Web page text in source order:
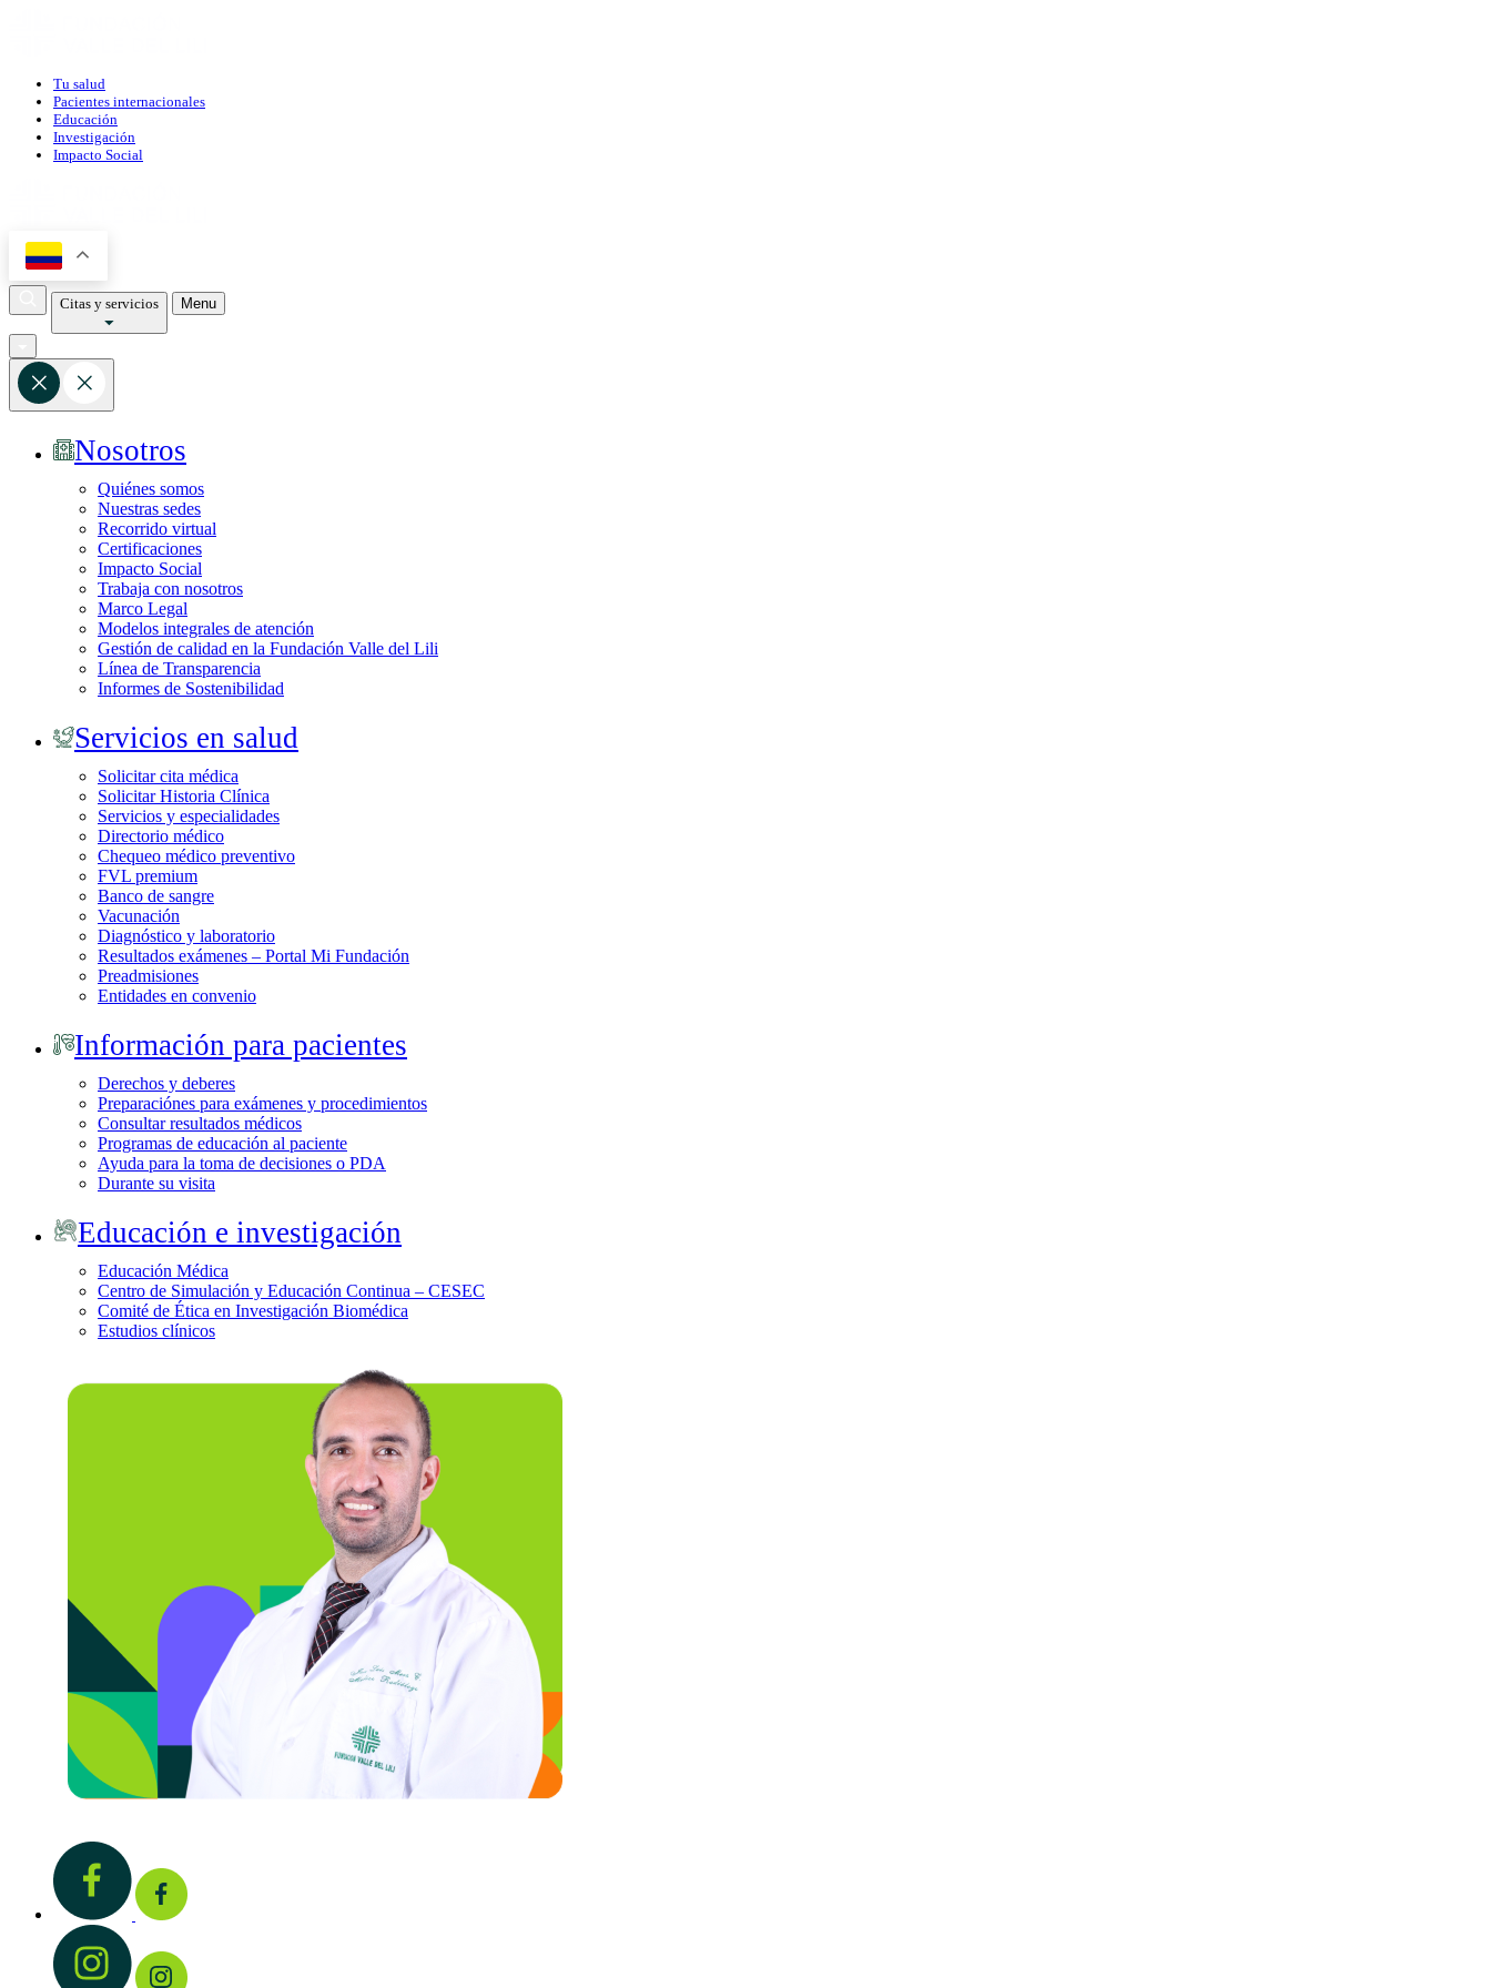
Tu salud
Pacientes internacionales
Educación
Investigación
Impacto Social
Citas y servicios Menu
Nosotros
Quiénes somos
Nuestras sedes
Recorrido virtual
Certificaciones
Impacto Social
Trabaja con nosotros
Marco Legal
Modelos integrales de atención
Gestión de calidad en la Fundación Valle del Lili
Línea de Transparencia
Informes de Sostenibilidad
Servicios en salud
Solicitar cita médica
Solicitar Historia Clínica
Servicios y especialidades
Directorio médico
Chequeo médico preventivo
FVL premium
Banco de sangre
Vacunación
Diagnóstico y laboratorio
Resultados exámenes – Portal Mi Fundación
Preadmisiones
Entidades en convenio
Información para pacientes
Derechos y deberes
Preparaciónes para exámenes y procedimientos
Consultar resultados médicos
Programas de educación al paciente
Ayuda para la toma de decisiones o PDA
Durante su visita
Educación e investigación
Educación Médica
Centro de Simulación y Educación Continua – CESEC
Comité de Ética en Investigación Biomédica
Estudios clínicos